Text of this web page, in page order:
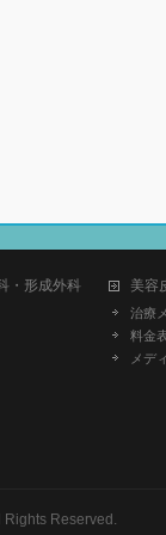
・形成外科 美容
治療
料金
メデ
Rights Reserved.